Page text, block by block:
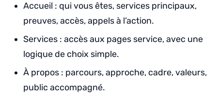
Accueil : qui vous êtes, services principaux,
preuves, accès, appels à l’action.
Services : accès aux pages service, avec une
logique de choix simple.
À propos : parcours, approche, cadre, valeurs,
public accompagné.